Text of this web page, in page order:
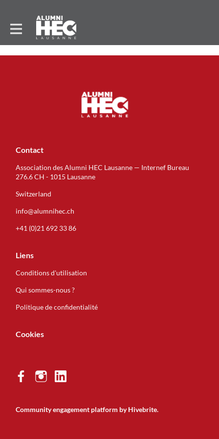
Contact
Association des Alumni HEC Lausanne — Internef Bureau
276.6 CH - 1015 Lausanne
Switzerland
info@alumnihec.ch
+41 (0)21 692 33 86
Liens
Conditions d'utilisation
Qui sommes-nous ?
Politique de confidentialité
Cookies
Community engagement platform by Hivebrite.